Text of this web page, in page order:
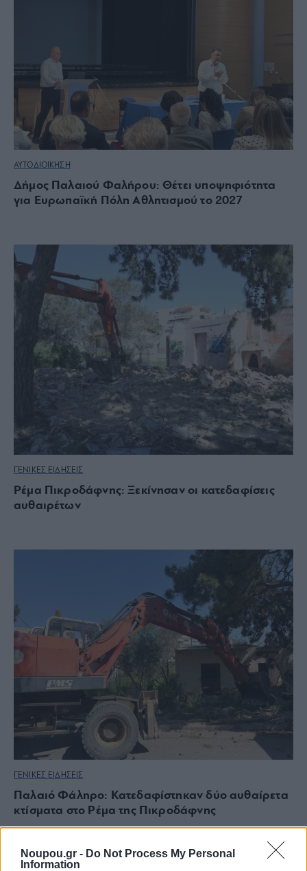
Noupou.gr - Do Not Process My Personal
Information
ΑΥΤΟΔΙΟΙΚΗΣΗ
Δήμος Παλαιού Φαλήρου: Θέτει υποψηφιότητα
για Ευρωπαϊκή Πόλη Αθλητισμού το 2027
ΓΕΝΙΚΕΣ ΕΙΔΗΣΕΙΣ
Ρέμα Πικροδάφνης: Ξεκίνησαν οι κατεδαφίσεις
αυθαιρέτων
ΓΕΝΙΚΕΣ ΕΙΔΗΣΕΙΣ
Παλαιό Φάληρο: Κατεδαφίστηκαν δύο αυθαίρετα
κτίσματα στο Ρέμα της Πικροδάφνης